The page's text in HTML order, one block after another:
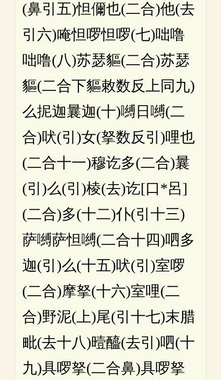
(鼻引五)怛儞也(二合)他(去
引六)唵怛啰怛啰(七)咄噜
咄噜(八)苏瑟貙(二合)苏瑟
貙(二合下貙敕数反上同九)
么抳迦曩迦(十)嚩日嚩(二
合)吠(引)女(拏数反引)哩也
(二合十一)穆讫多(二合)曩
(引)么(引)棱(去)讫[口*呂]
(二合)多(十二)仆(引十三)
萨嚩萨怛嚩(二合十四)呬多
迦(引)么(十五)吠(引)室啰
(二合)摩拏(十六)室哩(二
合)野泥(上)尾(引十七)末腊
毗(去十八)曀醯(去引)呬(十
九)具啰拏(二合鼻)具啰拏